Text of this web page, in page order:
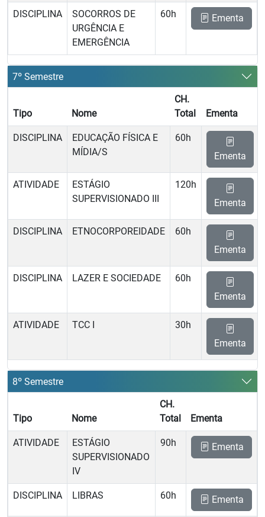
DISCIPLINA
SOCORROS DE
URGÊNCIA E
EMERGÊNCIA
60h Ementa
7º Semestre
Tipo Nome
CH.
Total
Ementa
DISCIPLINA
EDUCAÇÃO FÍSICA E
MÍDIA/S
60h
Ementa
ATIVIDADE
ESTÁGIO
SUPERVISIONADO III
120h
Ementa
DISCIPLINA ETNOCORPOREIDADE
60h
Ementa
DISCIPLINA LAZER E SOCIEDADE
60h
Ementa
ATIVIDADE TCC I
30h
Ementa
8º Semestre
Tipo Nome
CH.
Total
Ementa
ATIVIDADE
ESTÁGIO
SUPERVISIONADO
IV
90h Ementa
DISCIPLINA LIBRAS 60h Ementa